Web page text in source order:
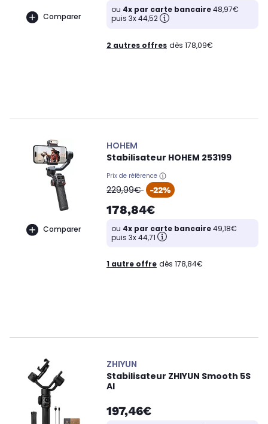
Comparer
ou 4x par carte bancaire48,97€
puis 3x 44,52
2 autres offres dès 178,09€
Comparer
HOHEM
Stabilisateur HOHEM 253199
Prix de référence
oldPrice
229,99€ -22%
178,84€
ou 4x par carte bancaire49,18€
puis 3x 44,71
1 autre offre dès 178,84€
ZHIYUN
Stabilisateur ZHIYUN Smooth 5S
AI
197,46€